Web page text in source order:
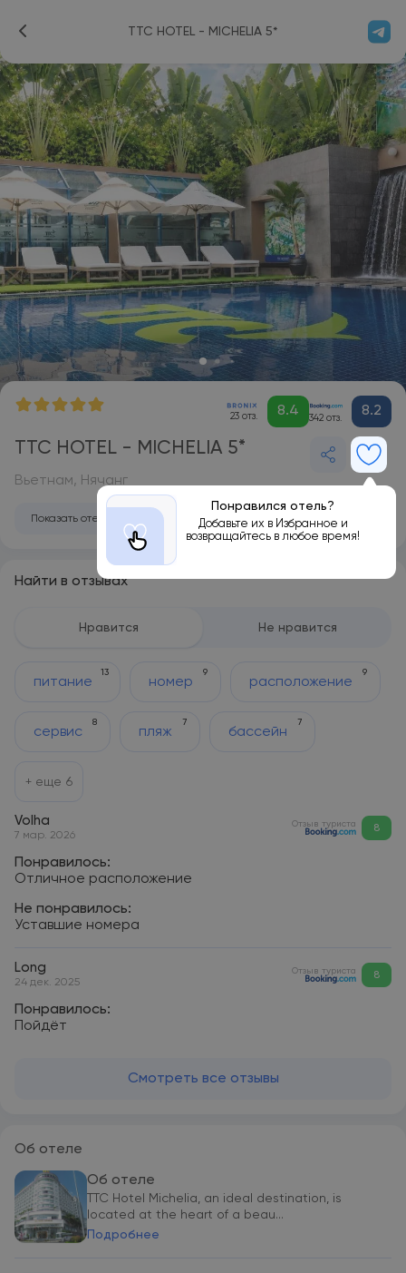
TTC HOTEL - MICHELIA 5*
23 отз. 8.4 342 отз. 8.2
TTC HOTEL - MICHELIA 5*
Понравился отель?
Добавьте их в Избранное и
возвращайтесь в любое время!
Вьетнам, Нячанг
Показать отель на карте
Найти в отзывах
Нравится Не нравится
питание
13
номер
9
расположение
9
сервис
8
пляж
7
бассейн
7
+ еще 6
Volha
7 мар. 2026
Отзыв туриста 8
Понравилось:
Отличное расположение
Не понравилось:
Уставшие номера
Long
24 дек. 2025
Отзыв туриста 8
Понравилось:
Пойдёт
Смотреть все отзывы
Об отеле
Об отеле
TTC Hotel Michelia, an ideal destination, is
located at the heart of a beau...
Подробнее